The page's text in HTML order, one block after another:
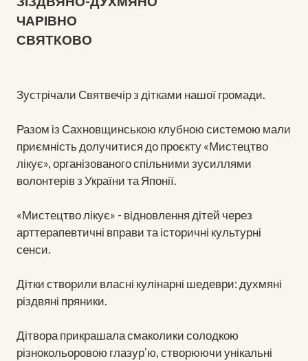
ЧАРІВНО
СВЯТКОВО
Зустрічали Святвечір з дітками нашої громади.
Разом із Сахновщинською клубною системою мали
приємність долучитися до проєкту «Мистецтво
лікує», організованого спільними зусиллями
волонтерів з України та Японії.
«Мистецтво лікує» - відновлення дітей через
арттерапевтичні вправи та історичні культурні
сенси.
Дітки створили власні кулінарні шедеври: духмяні
різдвяні пряники.
Дітвора прикрашала смаколики солодкою
різнокольоровою глазурʼю, створюючи унікальні